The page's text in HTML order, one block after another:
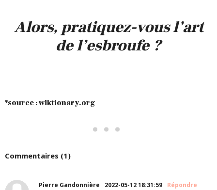
Alors, pratiquez-vous l’art
de l’esbroufe ?
*source : wiktionary.org
Commentaires (1)
Pierre Gandonnière 2022-05-12 18:31:59 Répondre